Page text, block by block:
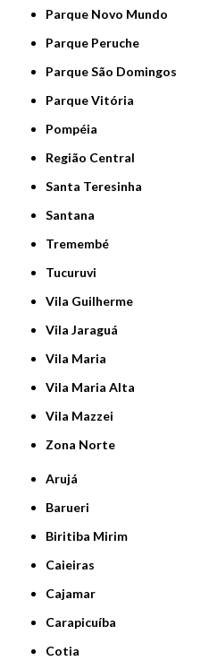
Parque Novo Mundo
Parque Peruche
Parque São Domingos
Parque Vitória
Pompéia
Região Central
Santa Teresinha
Santana
Tremembé
Tucuruvi
Vila Guilherme
Vila Jaraguá
Vila Maria
Vila Maria Alta
Vila Mazzei
Zona Norte
Arujá
Barueri
Biritiba Mirim
Caieiras
Cajamar
Carapicuíba
Cotia